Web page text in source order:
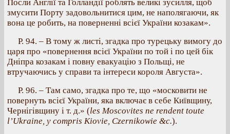
Посли Англії та Голландії роблять великі зусилля, щоб
змусити Порту задовольнитися цим, не наполягаючи, як
вона це робить, на поверненні всієї України козакам».
Р. 94. – В тому ж листі, згадка про турецьку вимогу до
царя про «повернення всієї України по той і по цей бік
Дніпра козакам і повну евакуацію з Польщі, не
втручаючись у справи та інтереси короля Августа».
Р. 96. – Там само, згадка про те, що «московити не
повернуть всієї України, яка включає в себе Київщину,
Чернігівщину і т. д.» (les Moscovites ne rendent toute
l’Ukraine, y compris Kiovie, Czernikowie &c.).